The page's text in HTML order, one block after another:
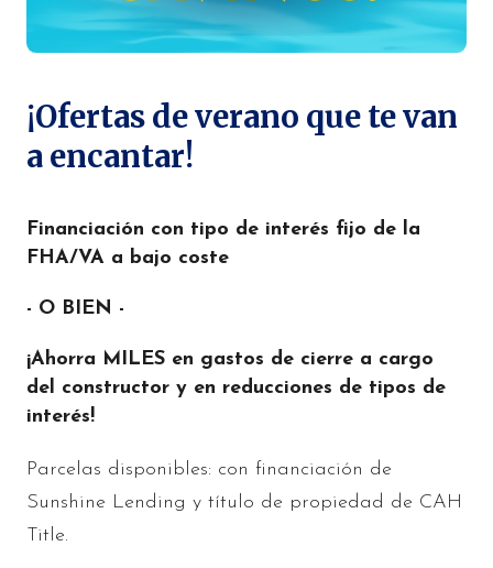
¡Ofertas de verano que te van
a encantar!
Financiación con tipo de interés fijo de la
FHA/VA a bajo coste
- O BIEN -
¡Ahorra MILES en gastos de cierre a cargo
del constructor y en reducciones de tipos de
interés!
Parcelas disponibles: con financiación de
Sunshine Lending y título de propiedad de CAH
Title.